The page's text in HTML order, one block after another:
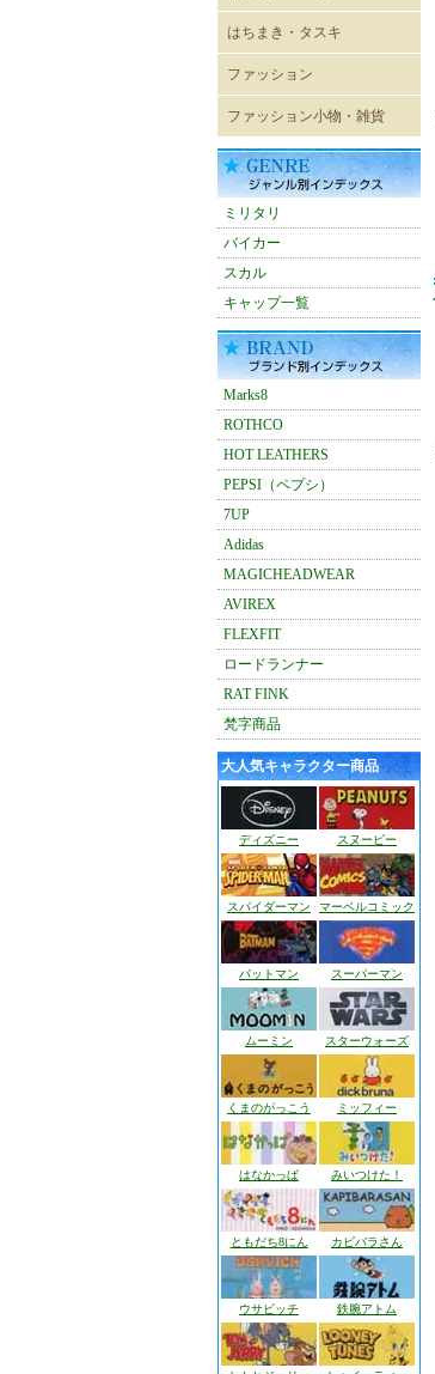
キャップ
ON-FIELD SHAPE〕
はちまき・タスキ
ファッション
無地Tシャツ・タンクトップ
プリントTシャツ
トレーナー・パーカー
ウィンドブレーカー
ジャンパー・コート
ファッション小物・雑貨
雑貨
ネックウォーマー
マグカップ
ミリタリーバッグ他
トートバッグ
バンダナ
タオル
防災グッズ
雑誌
アメリカン雑貨
スマホグッズ
ミリタリ
バイカー
スカル
キャップ一覧
Marks8
ROTHCO
HOT LEATHERS
PEPSI（ペプシ）
7UP
Adidas
MAGICHEADWEAR
AVIREX
FLEXFIT
ロードランナー
RAT FINK
梵字商品
大人気キャラクター商品
ディズニー スヌーピー
スパイダーマン マーベルコミック
バットマン スーパーマン
ムーミン スターウォーズ
くまのがっこう ミッフィー
はなかっぱ みいつけた！
ともだち8にん カピバラさん
ウサビッチ 鉄腕アトム